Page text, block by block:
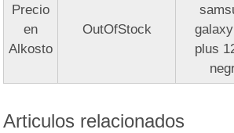
Precio
en
Alkosto
OutOfStock
plus
Articulos relacionados